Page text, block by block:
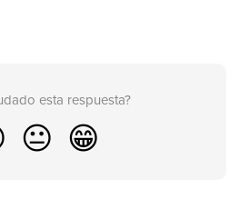
esta respuesta?
😐 😁